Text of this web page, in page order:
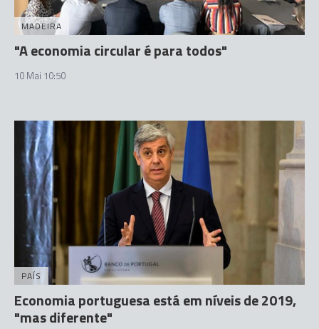
MADEIRA
"A economia circular é para todos"
10 Mai 10:50
PAÍS
Economia portuguesa está em níveis de 2019,
"mas diferente"